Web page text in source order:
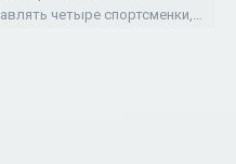
четыре спортсменки,